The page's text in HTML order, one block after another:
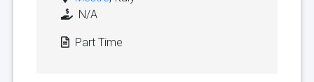
N/A
Part Time